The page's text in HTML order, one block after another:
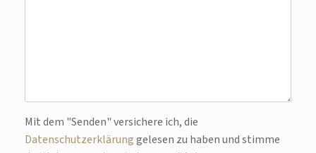
Bitte lasse dieses Feld leer.
Mit dem "Senden" versichere ich, die
Datenschutzerklärunggelesen zu haben und stimme